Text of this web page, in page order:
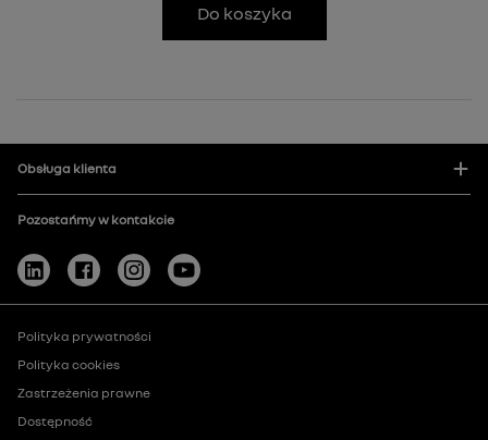
Do koszyka
Obsługa klienta
Pozostańmy w kontakcie
Polityka prywatności
Polityka cookies
Zastrzeżenia prawne
Dostępność